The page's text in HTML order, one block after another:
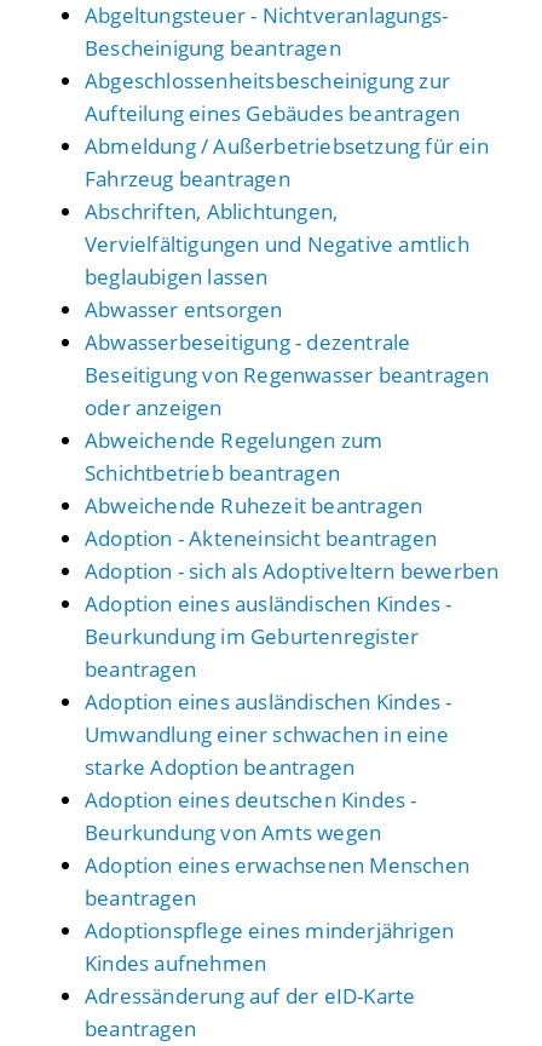
Abgeltungsteuer - Nichtveranlagungs-
Bescheinigung beantragen
Abgeschlossenheitsbescheinigung zur
Aufteilung eines Gebäudes beantragen
Abmeldung / Außerbetriebsetzung für ein
Fahrzeug beantragen
Abschriften, Ablichtungen,
Vervielfältigungen und Negative amtlich
beglaubigen lassen
Abwasser entsorgen
Abwasserbeseitigung - dezentrale
Beseitigung von Regenwasser beantragen
oder anzeigen
Abweichende Regelungen zum
Schichtbetrieb beantragen
Abweichende Ruhezeit beantragen
Adoption - Akteneinsicht beantragen
Adoption - sich als Adoptiveltern bewerben
Adoption eines ausländischen Kindes -
Beurkundung im Geburtenregister
beantragen
Adoption eines ausländischen Kindes -
Umwandlung einer schwachen in eine
starke Adoption beantragen
Adoption eines deutschen Kindes -
Beurkundung von Amts wegen
Adoption eines erwachsenen Menschen
beantragen
Adoptionspflege eines minderjährigen
Kindes aufnehmen
Adressänderung auf der eID-Karte
beantragen